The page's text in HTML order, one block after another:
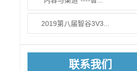
2019第八届智谷3V3...
联系我们